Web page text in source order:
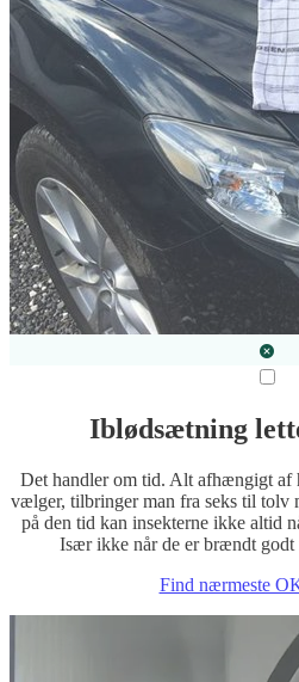
Iblødsætning
Det handler om tid. Alt afhængigt af
vælger, tilbringer man fra seks til tolv
på den tid kan insekterne ikke altid
Især ikke når de er brændt godt
Find nærmeste